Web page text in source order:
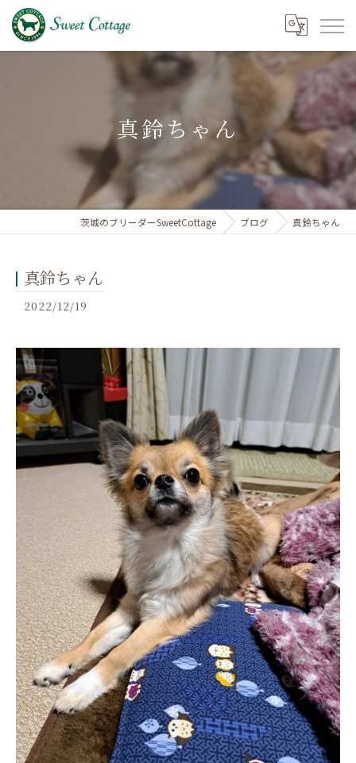
真鈴ちゃん
茨城のブリーダーSweetCottage ブログ 真鈴ちゃん
真鈴ちゃん
2022/12/19